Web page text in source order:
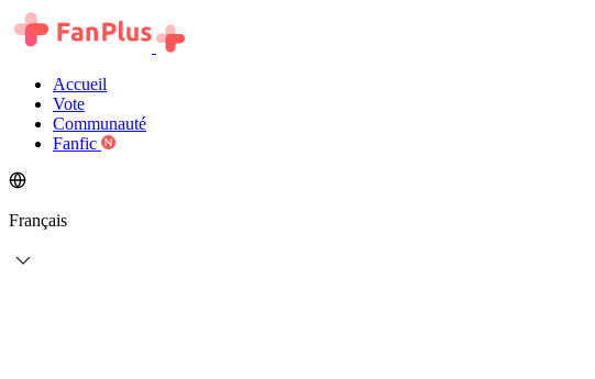
Accueil
Vote
Communauté
Fanfic
Français